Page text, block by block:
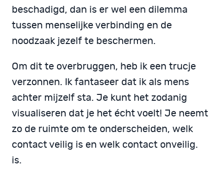
beschadigd, dan is er wel een dilemma
tussen menselijke verbinding en de
noodzaak jezelf te beschermen.
Om dit te overbruggen, heb ik een trucje
verzonnen. Ik fantaseer dat ik als mens
achter mijzelf sta. Je kunt het zodanig
visualiseren dat je het écht voelt! Je neemt
zo de ruimte om te onderscheiden, welk
contact veilig is en welk contact onveilig.
is.